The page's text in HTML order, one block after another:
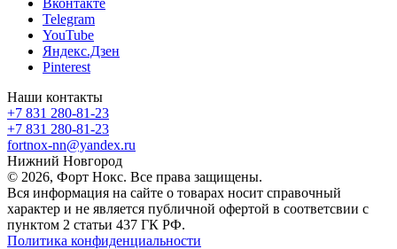
Telegram
YouTube
Яндекс.Дзен
Pinterest
Наши контакты
+7 831 280-81-23
+7 831 280-81-23
fortnox-nn@yandex.ru
Нижний Новгород
© 2026, Форт Нокс. Все права защищены.
Вся информация на сайте о товарах носит справочный
характер и не является публичной офертой в соответсвии с
пунктом 2 статьи 437 ГК РФ.
Политика конфиденциальности